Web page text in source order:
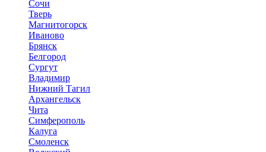
Сочи
Тверь
Магнитогорск
Иваново
Брянск
Белгород
Сургут
Владимир
Нижний Тагил
Архангельск
Чита
Симферополь
Калуга
Смоленск